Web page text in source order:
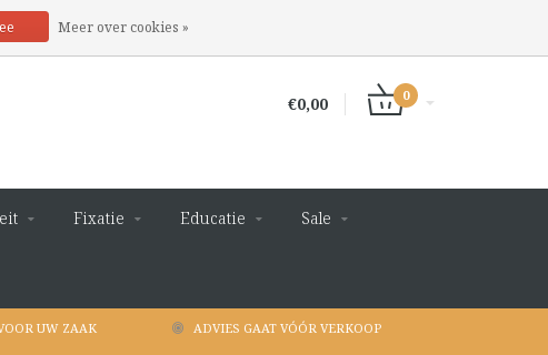
€0,00 0
Fixatie Educatie Sale
UW ZAAK ADVIES GAAT VÓÓR VERKOOP
Meer over cookies »